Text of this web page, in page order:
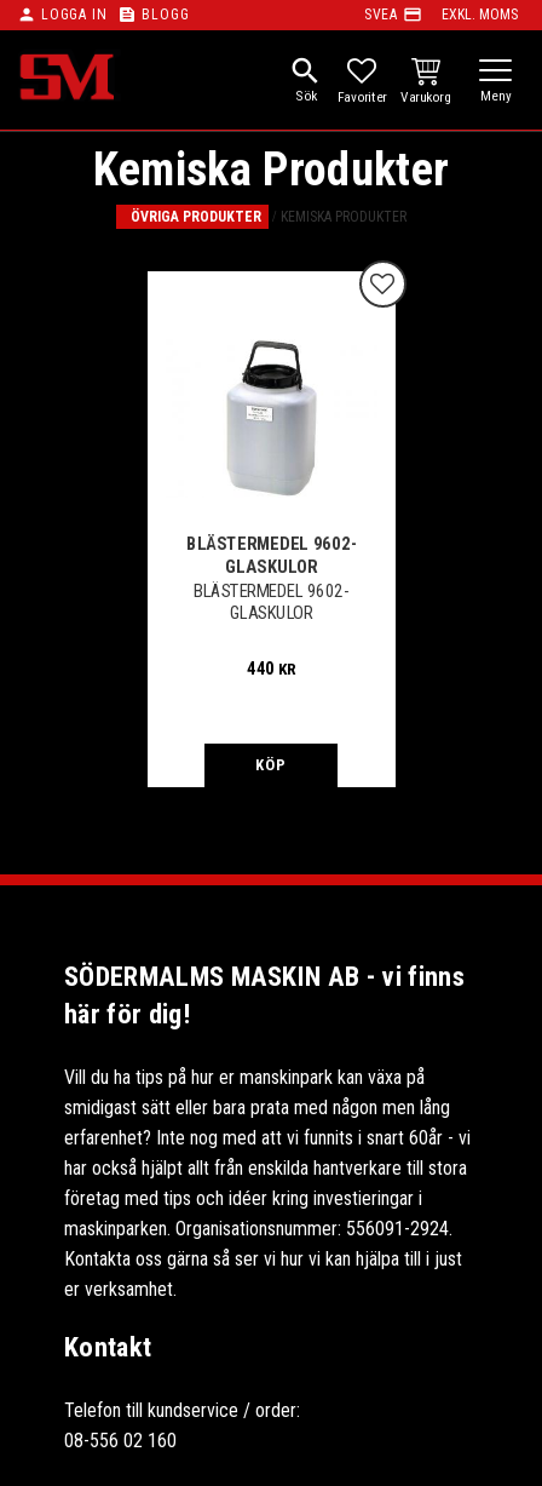
Meny
person LOGGA IN feed BLOGG SVEA payment EXKL. MOMS
search
FAVORITER
KUNDVAGN
Kemiska Produkter
ÖVRIGA PRODUKTER KEMISKA PRODUKTER
BLÄSTERMEDEL 9602-
GLASKULOR
BLÄSTERMEDEL 9602-
GLASKULOR
440 KR
Lägg till i favoriter
KÖP
SÖDERMALMS MASKIN AB - vi finns
här för dig!
Vill du ha tips på hur er manskinpark kan växa på
smidigast sätt eller bara prata med någon men lång
erfarenhet? Inte nog med att vi funnits i snart 60år - vi
har också hjälpt allt från enskilda hantverkare till stora
företag med tips och idéer kring investieringar i
maskinparken. Organisationsnummer: 556091-2924.
Kontakta oss gärna så ser vi hur vi kan hjälpa till i just
er verksamhet.
Kontakt
Telefon till kundservice / order:
08-556 02 160